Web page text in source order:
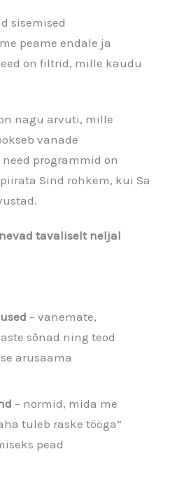
sisemised
peame endale ja
on filtrid, mille kaudu
nagu arvuti, mille
vanade
programmid on
Sind rohkem, kui Sa
tavaliselt neljal
– vanemate,
sõnad ning teod
arusaama
– normid, mida me
tuleb raske tööga”
pead